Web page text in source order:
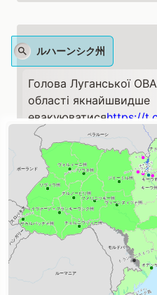
ルハーンシク州
Голова Луганської
області якнайшвидше
евакуюватисяhttps://
pic.twitter.com/
—
Окупанти знищили